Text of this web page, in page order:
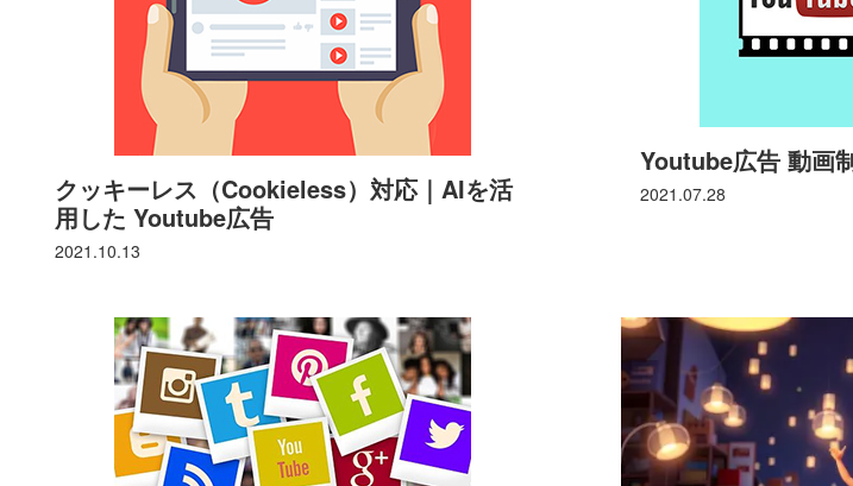
2021.10.13
クッキーレス（Cookieless）対応｜AIを活
用した Youtube広告
2021.07.28
Youtube広告 動画